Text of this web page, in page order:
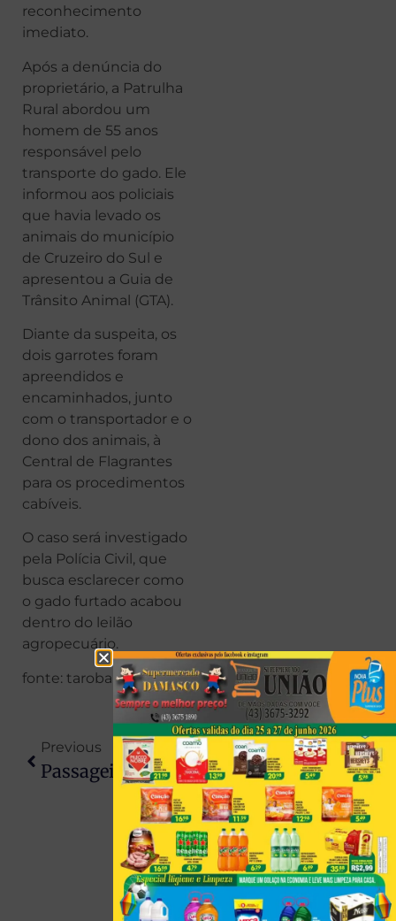
reconhecimento
imediato.
Após a denúncia do
proprietário, a Patrulha
Rural abordou um
homem de 55 anos
responsável pelo
transporte do gado. Ele
informou aos policiais
que havia levado os
animais do município
de Cruzeiro do Sul e
apresentou a Guia de
Trânsito Animal (GTA).
Diante da suspeita, os
dois garrotes foram
apreendidos e
encaminhados, junto
com o transportador e o
dono dos animais, à
Central de Flagrantes
para os procedimentos
cabíveis.
O caso será investigado
pela Polícia Civil, que
busca esclarecer como
o gado furtado acabou
dentro do leilão
agropecuário.
fonte: taroba
Previous
Passageira De Ônibus Sofre Grave Engasgamento E Mobiliza SAMU E Polícia Rodoviária Na Região
Next
ATUALIZAÇÃO: Tragédia Na PR-463 Deixa Quatro Mortos Após Violenta Colisão Frontal Em Colorado